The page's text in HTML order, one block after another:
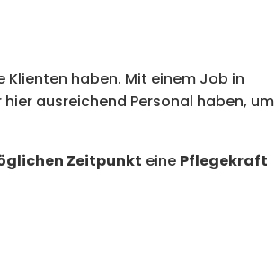
haben. Mit einem Job in
ausreichend Personal haben, um
Zeitpunkt eine Pflegekraft